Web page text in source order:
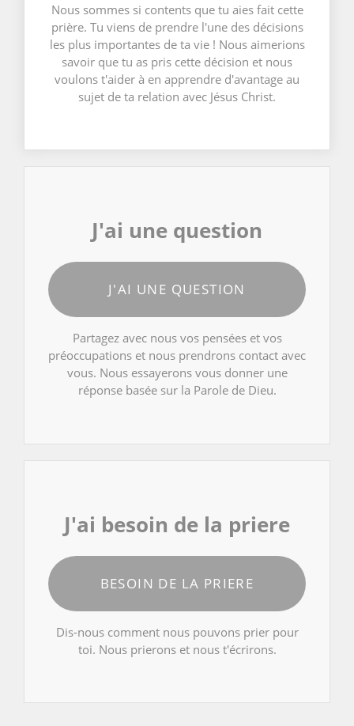
Nous sommes si contents que tu aies fait cette
prière. Tu viens de prendre l'une des décisions
les plus importantes de ta vie ! Nous aimerions
savoir que tu as pris cette décision et nous
voulons t'aider à en apprendre d'avantage au
sujet de ta relation avec Jésus Christ.
J'ai une question
J'AI UNE QUESTION
Partagez avec nous vos pensées et vos
préoccupations et nous prendrons contact avec
vous. Nous essayerons vous donner une
réponse basée sur la Parole de Dieu.
J'ai besoin de la priere
BESOIN DE LA PRIERE
Dis-nous comment nous pouvons prier pour
toi. Nous prierons et nous t'écrirons.